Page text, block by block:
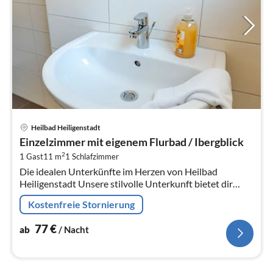
Heilbad Heiligenstadt
Einzelzimmer mit eigenem Flurbad / Ibergblick
1 Gast11 m21 Schlafzimmer
Die idealen Unterkünfte im Herzen von Heilbad
Heiligenstadt Unsere stilvolle Unterkunft bietet dir
moderne Annehmlichkeiten und eine zentrale Lage in
Heilbad Hei...
Kostenfreie Stornierung
ab 77€/ Nacht